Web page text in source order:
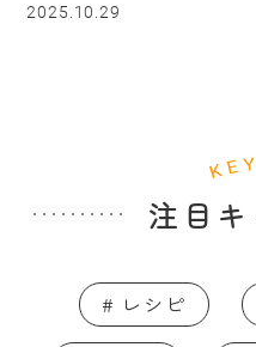
2025.10.29
注目
# レシピ